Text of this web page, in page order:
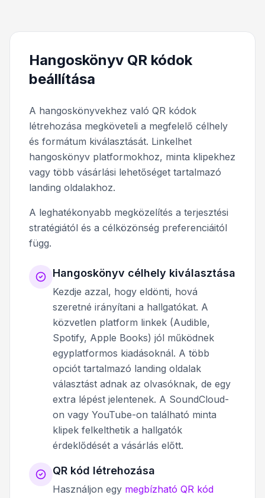
Hangoskönyv QR kódok
beállítása
A hangoskönyvekhez való QR kódok
létrehozása megköveteli a megfelelő célhely
és formátum kiválasztását. Linkelhet
hangoskönyv platformokhoz, minta klipekhez
vagy több vásárlási lehetőséget tartalmazó
landing oldalakhoz.
A leghatékonyabb megközelítés a terjesztési
stratégiától és a célközönség preferenciáitól
függ.
Hangoskönyv célhely kiválasztása
Kezdje azzal, hogy eldönti, hová
szeretné irányítani a hallgatókat. A
közvetlen platform linkek (Audible,
Spotify, Apple Books) jól működnek
egyplatformos kiadásoknál. A több
opciót tartalmazó landing oldalak
választást adnak az olvasóknak, de egy
extra lépést jelentenek. A SoundCloud-
on vagy YouTube-on található minta
klipek felkelthetik a hallgatók
érdeklődését a vásárlás előtt.
QR kód létrehozása
Használjon egy megbízható QR kód